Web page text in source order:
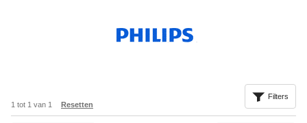
1 tot 1 van 1 Resetten
Filters